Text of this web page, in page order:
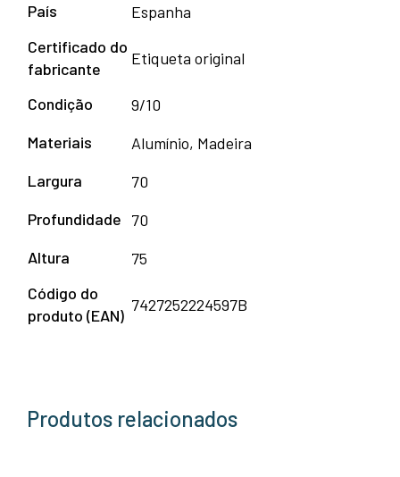
País
Espanha
Certificado do
fabricante
Etiqueta original
Condição
9/10
Materiais
Alumínio, Madeira
Largura
70
Profundidade 70
Altura
75
Código do
produto (EAN)
7427252224597B
Produtos relacionados